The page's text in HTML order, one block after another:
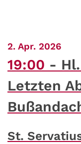
2. Apr. 2026:
19:00
Letzten
St.